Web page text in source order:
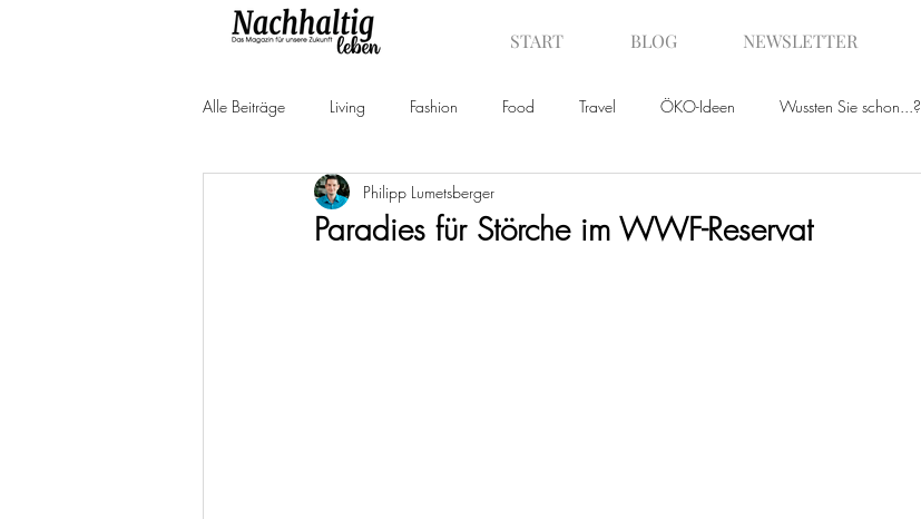
START BLOG NEWSLETTER
Alle Beiträge Living Fashion Food Travel ÖKO-Ideen Wussten Sie schon...?
Produkttests Neuheiten News
Paradies für Störche im WWF-Reservat
Philipp Lumetsberger